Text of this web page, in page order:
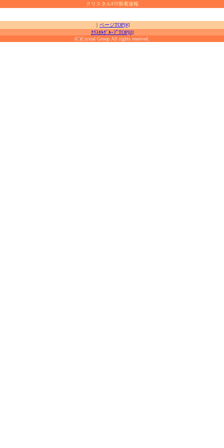
クリスタルｴﾘｱ新着速報
｜ ページTOP[#]
ｸﾘｽﾀﾙｸﾞﾙｰﾌﾟTOP[0]
(C)Crystal Group.All rights reserved.